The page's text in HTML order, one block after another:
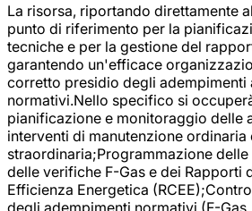
La risorsa, riportando direttamente
punto di riferimento per la
tecniche e per la gestione del
garantendo un'efficace
corretto presidio degli adempimenti
normativi.Nello specifico si
pianificazione e monitoraggio delle
interventi di manutenzione ordinaria
straordinaria;Programmazione
delle verifiche F-Gas e dei Rapporti
Efficienza Energetica
degli adempimenti normativi (F-